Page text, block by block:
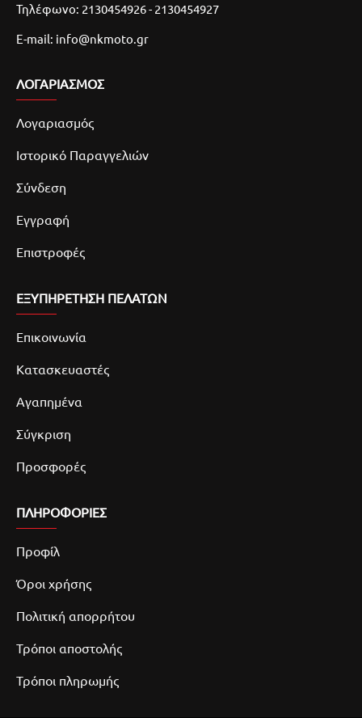
Τηλέφωνο: 2130454926 - 2130454927
E-mail: info@nkmoto.gr
ΛΟΓΑΡΙΑΣΜΌΣ
Λογαριασμός
Ιστορικό Παραγγελιών
Σύνδεση
Εγγραφή
Επιστροφές
ΕΞΥΠΗΡΕΤΗΣΗ ΠΕΛΑΤΩΝ
Επικοινωνία
Κατασκευαστές
Αγαπημένα
Σύγκριση
Προσφορές
ΠΛΗΡΟΦΟΡΙΕΣ
Προφίλ
Όροι χρήσης
Πολιτική απορρήτου
Τρόποι αποστολής
Τρόποι πληρωμής